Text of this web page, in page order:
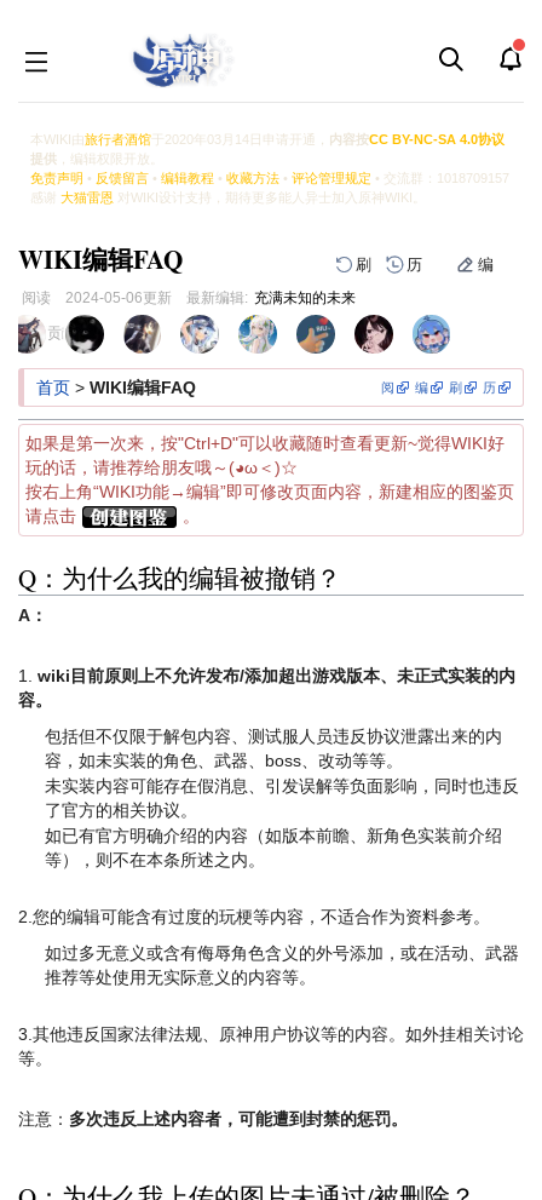
本WIKI由旅行者酒馆于2020年03月14日申请开通， 内容按CC BY-NC-SA 4.0协议
提供 ，编辑权限开放。
免责声明 • 反馈留言 • 编辑教程 • 收藏方法 • 评论管理规定 • 交流群：1018709157
感谢 大猫雷恩 对WIKI设计支持，期待更多能人异士加入原神WIKI。
WIKI编辑FAQ 刷 历 编
阅读 2024-05-06更新 最新编辑: 充满未知的未来
跳
到
导
跳
到
搜
页面贡献者 :
阅 编 刷 历
首页 > WIKI编辑FAQ
如果是第一次来，按"Ctrl+D"可以收藏随时查看更新~觉得WIKI好
玩的话，请推荐给朋友哦～(◕ω＜)☆
按右上角“WIKI功能→编辑”即可修改页面内容，新建相应的图鉴页
请点击
。
Q：为什么我的编辑被撤销？
A：
1. wiki目前原则上不允许发布/添加超出游戏版本、未正式实装的内
容。
包括但不仅限于解包内容、测试服人员违反协议泄露出来的内
容，如未实装的角色、武器、boss、改动等等。
未实装内容可能存在假消息、引发误解等负面影响，同时也违反
了官方的相关协议。
如已有官方明确介绍的内容（如版本前瞻、新角色实装前介绍
等），则不在本条所述之内。
2.您的编辑可能含有过度的玩梗等内容，不适合作为资料参考。
如过多无意义或含有侮辱角色含义的外号添加，或在活动、武器
推荐等处使用无实际意义的内容等。
3.其他违反国家法律法规、原神用户协议等的内容。如外挂相关讨论
等。
注意： 多次违反上述内容者，可能遭到封禁的惩罚。